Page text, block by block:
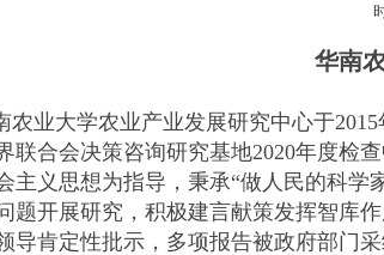
华南
农业大学农业产业发展研究中心于2015
联合会决策咨询研究基地2020年度检
主义思想为指导，秉承“做人民的科
题开展研究，积极建言献策发挥智库
导肯定性批示，多项报告被政府部门